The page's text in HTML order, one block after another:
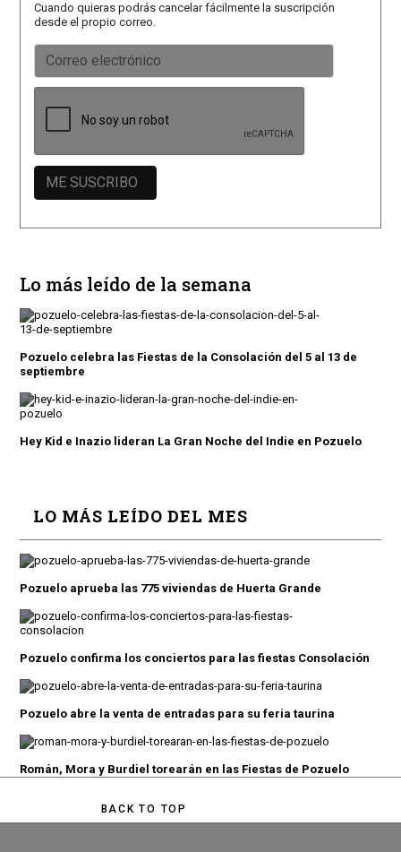
Cuando quieras podrás cancelar fácilmente la suscripción
desde el propio correo.
Lo más leído de la semana
Pozuelo celebra las Fiestas de la Consolación del 5 al 13 de
septiembre
Hey Kid e Inazio lideran La Gran Noche del Indie en Pozuelo
LO MÁS LEÍDO DEL MES
Pozuelo aprueba las 775 viviendas de Huerta Grande
Pozuelo confirma los conciertos para las fiestas Consolación
Pozuelo abre la venta de entradas para su feria taurina
Román, Mora y Burdiel torearán en las Fiestas de Pozuelo
BACK TO TOP